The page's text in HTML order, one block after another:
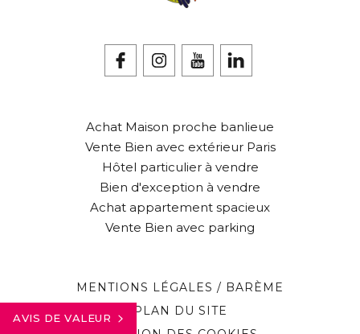
AVIS DE VALEUR
Achat Maison proche banlieue
Vente Bien avec extérieur Paris
Hôtel particulier à vendre
Bien d'exception à vendre
Achat appartement spacieux
Vente Bien avec parking
MENTIONS LÉGALES / BARÈME
PLAN DU SITE